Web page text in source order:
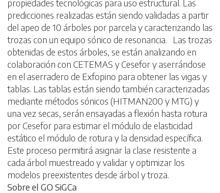
propiedades tecnológicas para uso estructural. Las
predicciones realizadas están siendo validadas a partir
del apeo de 10 árboles por parcela y caracterizando las
trozas con un equipo sónico de resonancia. Las trozas
obtenidas de estos árboles, se están analizando en
colaboración con CETEMAS y Cesefor y aserrándose
en el aserradero de Exfopino para obtener las vigas y
tablas. Las tablas están siendo también caracterizadas
mediante métodos sónicos (HITMAN200 y MTG) y
una vez secas, serán ensayadas a flexión hasta rotura
por Cesefor para estimar el módulo de elasticidad
estático el módulo de rotura y la densidad específica.
Este proceso permitirá asignar la clase resistente a
cada árbol muestreado y validar y optimizar los
modelos preexistentes desde árbol y troza.
Sobre el GO SiGCa